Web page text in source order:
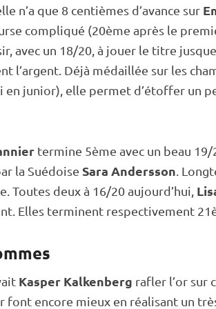
n’a que 8 centièmes d’avance sur
compliqué (20ème après le
avec un 18/20, à jouer le titre
l’argent. Déjà médaillée sur les
en junior), elle permet d’étoffer un
termine 5ème avec un beau 19/
la Suédoise Sara Andersson .
Toutes deux à 16/20 aujourd’hui,
Elles terminent respectivement
Kasper Kalkenberg rafler l’or sur
font encore mieux en réalisant un